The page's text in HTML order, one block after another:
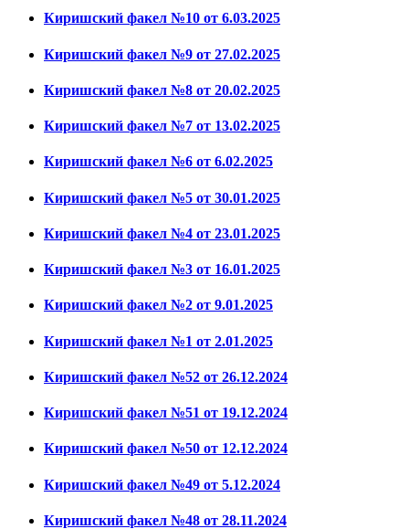
Киришский факел №10 от 6.03.2025
Киришский факел №9 от 27.02.2025
Киришский факел №8 от 20.02.2025
Киришский факел №7 от 13.02.2025
Киришский факел №6 от 6.02.2025
Киришский факел №5 от 30.01.2025
Киришский факел №4 от 23.01.2025
Киришский факел №3 от 16.01.2025
Киришский факел №2 от 9.01.2025
Киришский факел №1 от 2.01.2025
Киришский факел №52 от 26.12.2024
Киришский факел №51 от 19.12.2024
Киришский факел №50 от 12.12.2024
Киришский факел №49 от 5.12.2024
Киришский факел №48 от 28.11.2024